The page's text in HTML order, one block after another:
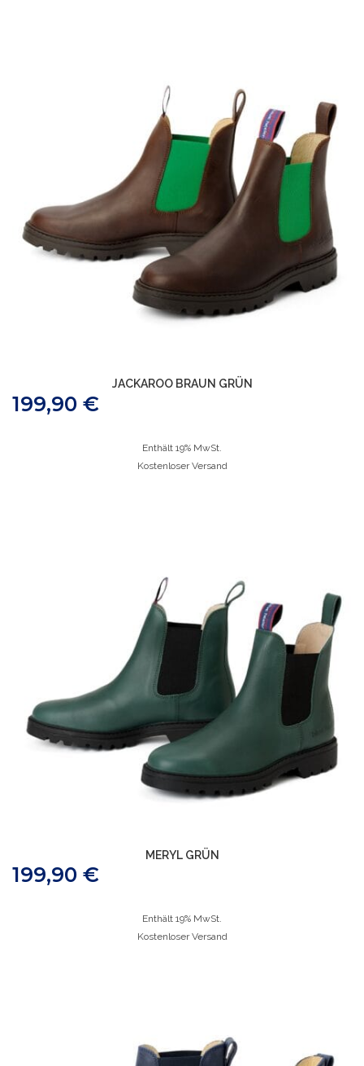
JACKAROO BRAUN GRÜN
199,90 €
Enthält 19% MwSt.
Kostenloser Versand
MERYL GRÜN
199,90 €
Enthält 19% MwSt.
Kostenloser Versand